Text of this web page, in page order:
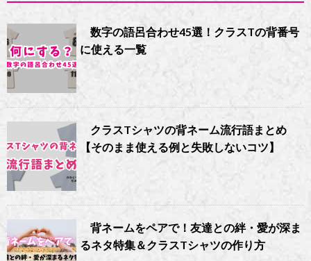
数字の語呂合わせ45選！クラスTの背番号
に使える一覧
クラスTシャツの背ネーム流行語まとめ
【そのまま使える例と失敗しないコツ】
背ネームをペアで！友達との絆・愛が深ま
るネタ特集＆クラスTシャツの作り方